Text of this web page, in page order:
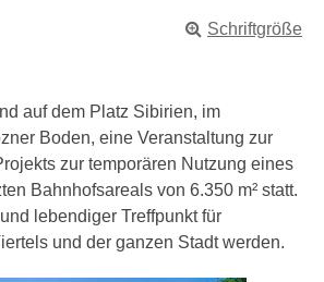
Schriftgröße
auf dem Platz Sibirien, im
Boden, eine Veranstaltung zur
zur temporären Nutzung eines
Bahnhofsareals von 6.350 m² statt.
lebendiger Treffpunkt für
und der ganzen Stadt werden.